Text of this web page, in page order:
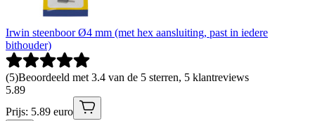
Irwin steenboor Ø4 mm (met hex aansluiting, past in iedere
bithouder)
(5)Beoordeeld met 3.4 van de 5 sterren, 5 klantreviews
5.89
Prijs: 5.89 euro